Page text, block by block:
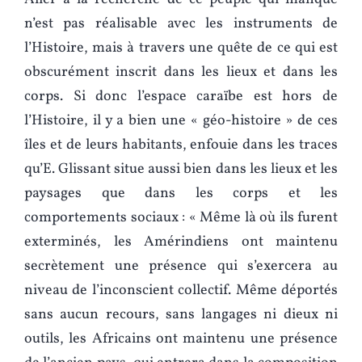
n’est pas réalisable avec les instruments de
l’Histoire, mais à travers une quête de ce qui est
obscurément inscrit dans les lieux et dans les
corps. Si donc l’espace caraïbe est hors de
l’Histoire, il y a bien une « géo-histoire » de ces
îles et de leurs habitants, enfouie dans les traces
qu’E. Glissant situe aussi bien dans les lieux et les
paysages que dans les corps et les
comportements sociaux : « Même là où ils furent
exterminés, les Amérindiens ont maintenu
secrètement une présence qui s’exercera au
niveau de l’inconscient collectif. Même déportés
sans aucun recours, sans langages ni dieux ni
outils, les Africains ont maintenu une présence